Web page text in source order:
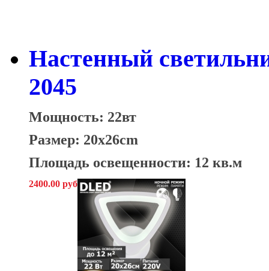
Настенный
2045
Мощность: 22вт
Размер: 20x26cm
Площадь освещенности: 12 кв.м
2400.00 руб